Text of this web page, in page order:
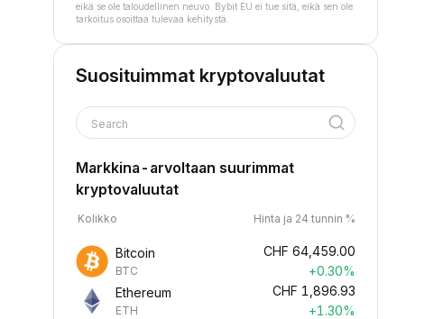
eikä se ole taloudellinen neuvo. Bybit EU ei tue sitä, eikä sen ole
tarkoitus osoittaa tulevaa kehitystä.
Suosituimmat kryptovaluutat
Search
Markkina-arvoltaan suurimmat
kryptovaluutat
Kolikko Hinta ja 24 tunnin %
Bitcoin
BTC
CHF 64,459.00
+0.30%
Ethereum
ETH
CHF 1,896.93
+1.30%